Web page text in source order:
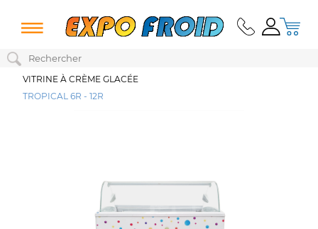
VITRINE À CRÈME GLACÉE
TROPICAL 6R - 12R